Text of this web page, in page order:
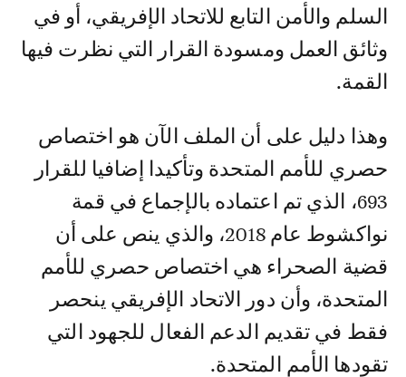
السلم والأمن التابع للاتحاد الإفريقي، أو في
وثائق العمل ومسودة القرار التي نظرت فيها
القمة.
وهذا دليل على أن الملف الآن هو اختصاص
حصري للأمم المتحدة وتأكيدا إضافيا للقرار
693، الذي تم اعتماده بالإجماع في قمة
نواكشوط عام 2018، والذي ينص على أن
قضية الصحراء هي اختصاص حصري للأمم
المتحدة، وأن دور الاتحاد الإفريقي ينحصر
فقط في تقديم الدعم الفعال للجهود التي
تقودها الأمم المتحدة.